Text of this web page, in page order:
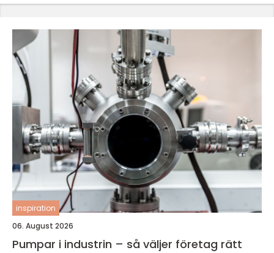
inspiration
06. August 2026
Pumpar i industrin – så väljer företag rätt